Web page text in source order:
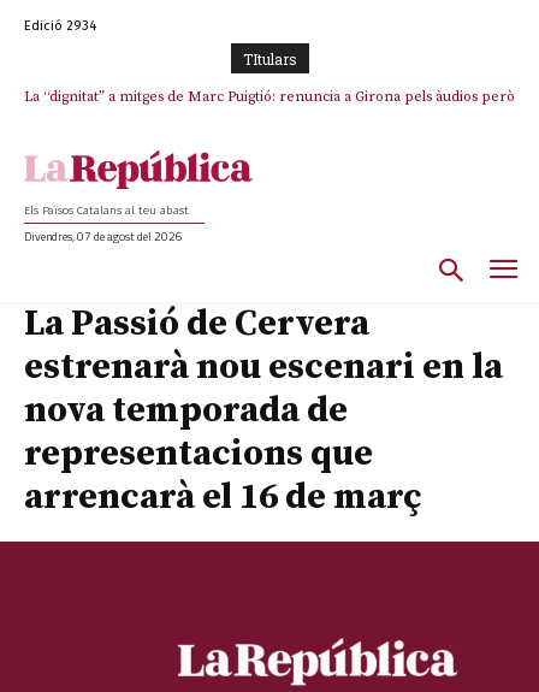
Edició 2934
TItulars
La “dignitat” a mitges de Marc Puigtió: renuncia a Girona pels àudios però
Els Països Catalans al teu abast
Divendres, 07 de agost del 2026
La Passió de Cervera
estrenarà nou escenari en la
nova temporada de
representacions que
arrencarà el 16 de març